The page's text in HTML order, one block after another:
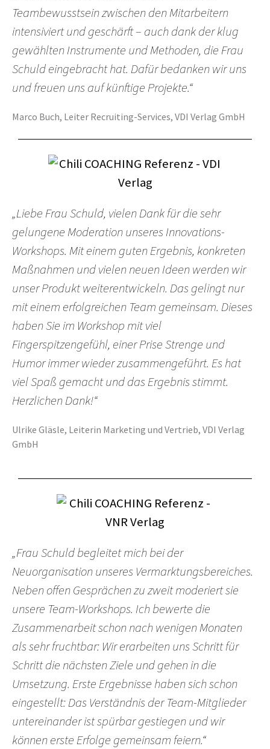
Teambewusstsein zwischen den Mitarbeitern
intensiviert und geschärft – auch dank der klug
gewählten Instrumente und Methoden, die Frau
Schuld eingebracht hat. Dafür bedanken wir uns
und freuen uns auf künftige Projekte.“
Marco Buch, Leiter Recruiting-Services, VDI Verlag GmbH
„Liebe Frau Schuld, vielen Dank für die sehr
gelungene Moderation unseres Innovations-
Workshops. Mit einem guten Ergebnis, konkreten
Maßnahmen und vielen neuen Ideen werden wir
unser Produkt weiterentwickeln. Das gelingt nur
mit einem erfolgreichen Team gemeinsam. Dieses
haben Sie im Workshop mit viel
Fingerspitzengefühl, einer Prise Strenge und
Humor immer wieder zusammengeführt. Es hat
viel Spaß gemacht und das Ergebnis stimmt.
Herzlichen Dank!“
Ulrike Gläsle, Leiterin Marketing und Vertrieb, VDI Verlag
GmbH
„Frau Schuld begleitet mich bei der
Neuorganisation unseres Vermarktungsbereiches.
Neben offen Gesprächen zu zweit moderiert sie
unsere Team-Workshops. Ich bewerte die
Zusammenarbeit schon nach wenigen Monaten
als sehr fruchtbar: Wir erarbeiten uns Schritt für
Schritt die nächsten Ziele und gehen in die
Umsetzung. Erste Ergebnisse haben sich schon
eingestellt: Das Verständnis der Team-Mitglieder
untereinander ist spürbar gestiegen und wir
können erste Erfolge gemeinsam feiern.“